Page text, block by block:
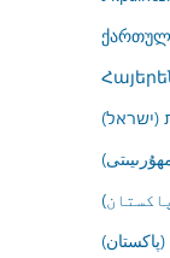
(ישראל)
(پاکستان)